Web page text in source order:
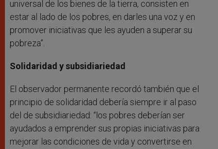
universal de los bienes de la tierra, consisten en
estar al lado de los pobres, en darles una voz y en
promover iniciativas que les ayuden a superar su
pobreza”.
Solidaridad y subsidiariedad
El observador permanente recordó también que el
principio de solidaridad debería siempre ir al paso
del de subsidiariedad: “los pobres deberían ser
ayudados a emprender sus propias iniciativas para
mejorar las condiciones de vida y convertirse en